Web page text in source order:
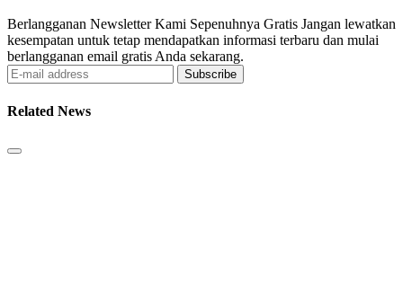
Berlangganan Newsletter Kami Sepenuhnya Gratis Jangan lewatkan
kesempatan untuk tetap mendapatkan informasi terbaru dan mulai
berlangganan email gratis Anda sekarang.
Subscribe
Related News